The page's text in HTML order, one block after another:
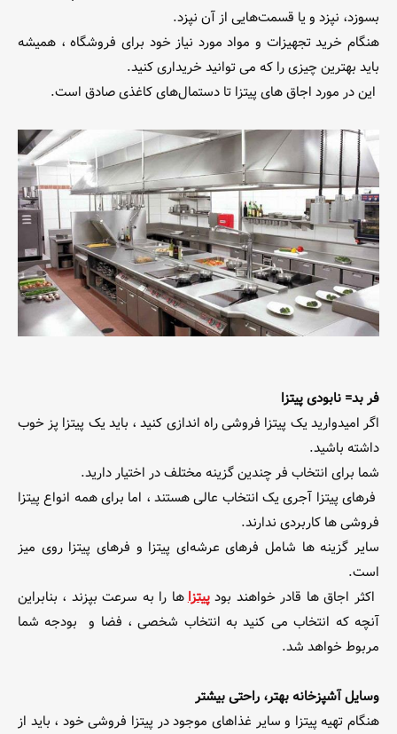
بسوزد، نپزد و یا قسمت‌هایی از آن نپزد.
هنگام خرید تجهیزات و مواد مورد نیاز خود برای فروشگاه ، همیشه
باید بهترین چیزی را که می توانید خریداری کنید.
این در مورد اجاق های پیتزا تا دستمال‌های کاغذی صادق است.
فر بد= نابودی پیتزا
اگر امیدوارید یک پیتزا فروشی راه اندازی کنید ، باید یک پیتزا پز خوب
داشته باشید.
شما برای انتخاب فر چندین گزینه مختلف در اختیار دارید.
فرهای پیتزا آجری یک انتخاب عالی هستند ، اما برای همه انواع پیتزا
فروشی ها کاربردی ندارند.
سایر گزینه ها شامل فرهای عرشه‌ای پیتزا و فرهای پیتزا روی میز
است.
اکثر اجاق ها قادر خواهند بودپیتزاها را به سرعت بپزند ، بنابراین
آنچه که انتخاب می کنید به انتخاب شخصی ، فضا و بودجه شما
مربوط خواهد شد.
وسایل آشپزخانه بهتر، راحتی بیشتر
هنگام تهیه پیتزا و سایر غذاهای موجود در پیتزا فروشی خود ، باید از